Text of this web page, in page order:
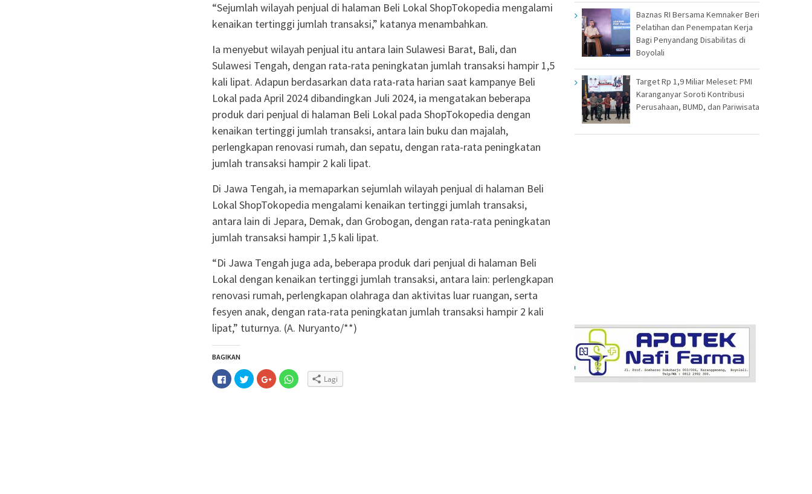
“Sejumlah wilayah penjual di halaman Beli Lokal ShopTokopedia mengalami
kenaikan tertinggi jumlah transaksi,” katanya menambahkan.
Ia menyebut wilayah penjual itu antara lain Sulawesi Barat, Bali, dan
Sulawesi Tengah, dengan rata-rata peningkatan jumlah transaksi hampir 1,5
kali lipat. Adapun berdasarkan data rata-rata harian saat kampanye Beli
Lokal pada April 2024 dibandingkan Juli 2024, ia mengatakan beberapa
produk dari penjual di halaman Beli Lokal pada ShopTokopedia dengan
kenaikan tertinggi jumlah transaksi, antara lain buku dan majalah,
perlengkapan renovasi rumah, dan sepatu, dengan rata-rata peningkatan
jumlah transaksi hampir 2 kali lipat.
Di Jawa Tengah, ia memaparkan sejumlah wilayah penjual di halaman Beli
Lokal ShopTokopedia mengalami kenaikan tertinggi jumlah transaksi,
antara lain di Jepara, Demak, dan Grobogan, dengan rata-rata peningkatan
jumlah transaksi hampir 1,5 kali lipat.
“Di Jawa Tengah juga ada, beberapa produk dari penjual di halaman Beli
Lokal dengan kenaikan tertinggi jumlah transaksi, antara lain: perlengkapan
renovasi rumah, perlengkapan olahraga dan aktivitas luar ruangan, serta
fesyen anak, dengan rata-rata peningkatan jumlah transaksi hampir 2 kali
lipat,” tuturnya. (A. Nuryanto/**)
BAGIKAN
Klik
untuk
membagikan
Klik
untuk
berbagi
Klik
untuk
berbagi
Klik
untuk Lagi
Baznas RI Bersama Kemnaker Beri
Pelatihan dan Penempatan Kerja
Bagi Penyandang Disabilitas di
Boyolali
Target Rp 1,9 Miliar Meleset: PMI
Karanganyar Soroti Kontribusi
Perusahaan, BUMD, dan Pariwisata